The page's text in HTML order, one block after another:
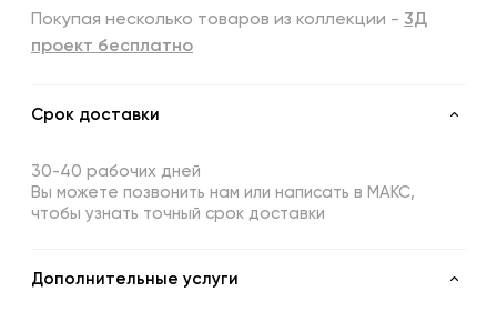
Покупая несколько товаров из коллекции - 3Д
проект бесплатно
Срок доставки
30-40 рабочих дней
Вы можете позвонить нам или написать в МАКС,
чтобы узнать точный срок доставки
Дополнительные услуги